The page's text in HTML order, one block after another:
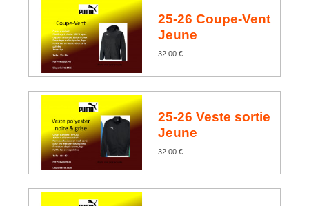
25-26 Coupe-Vent
Jeune
32.00 €
25-26 Veste sortie
Jeune
32.00 €